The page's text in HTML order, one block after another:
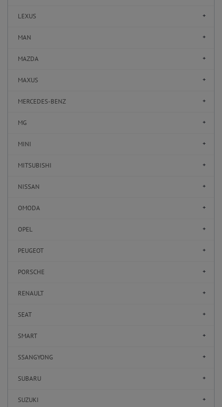
LEXUS
MAN
MAZDA
MAXUS
MERCEDES-BENZ
MG
MINI
MITSUBISHI
NISSAN
OMODA
OPEL
PEUGEOT
PORSCHE
RENAULT
SEAT
SMART
SSANGYONG
SUBARU
SUZUKI